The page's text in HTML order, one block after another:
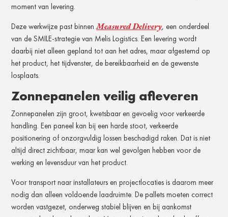
moment van levering.
Deze werkwijze past binnenMeasured Delivery, een onderdeel
van de SMILE-strategie van Melis Logistics. Een levering wordt
daarbij niet alleen gepland tot aan het adres, maar afgestemd op
het product, het tijdvenster, de bereikbaarheid en de gewenste
losplaats.
Zonnepanelen veilig afleveren
Zonnepanelen zijn groot, kwetsbaar en gevoelig voor verkeerde
handling. Een paneel kan bij een harde stoot, verkeerde
positionering of onzorgvuldig lossen beschadigd raken. Dat is niet
altijd direct zichtbaar, maar kan wel gevolgen hebben voor de
werking en levensduur van het product.
Voor transport naar installateurs en projectlocaties is daarom meer
nodig dan alleen voldoende laadruimte. De pallets moeten correct
worden vastgezet, onderweg stabiel blijven en bij aankomst